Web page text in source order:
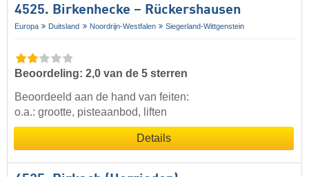
4525. Birkenhecke – Rückershausen
Europa Duitsland Noordrijn-Westfalen Siegerland-Wittgenstein
Beoordeling: 2,0 van de 5 sterren
Beoordeeld aan de hand van feiten:
o.a.: grootte, pisteaanbod, liften
Details